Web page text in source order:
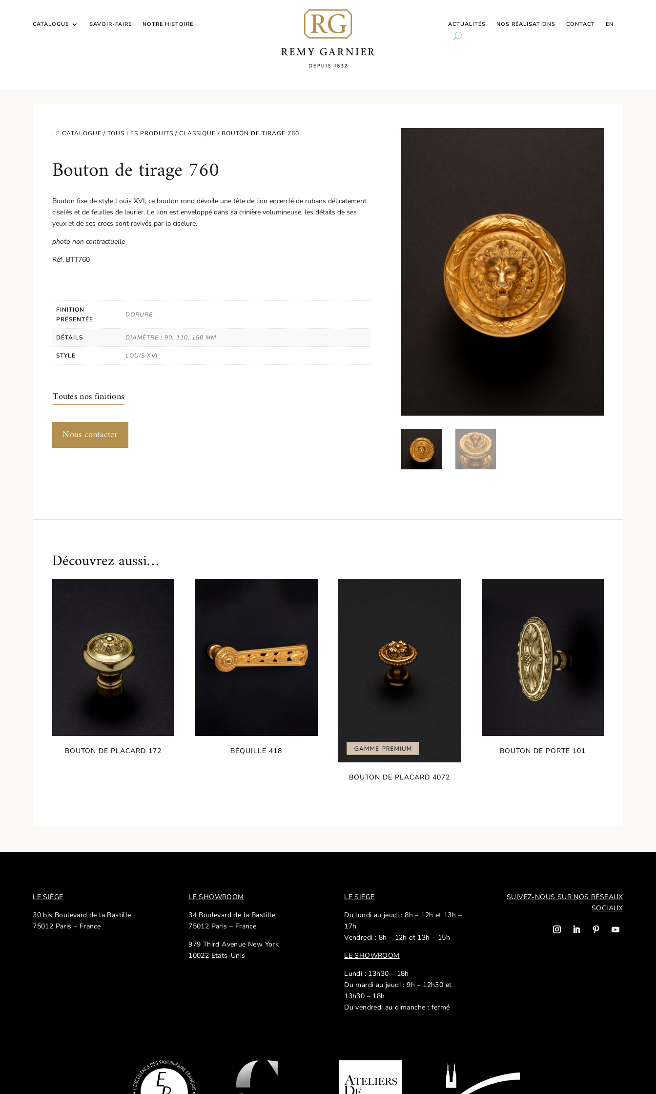
CATALOGUE SAVOIR-FAIRE NOTRE HISTOIRE ACTUALITÉS NOS RÉALISATIONS CONTACT EN
LE CATALOGUE /TOUS LES PRODUITS /CLASSIQUE / BOUTON DE TIRAGE 760
Bouton de tirage 760
Bouton fixe de style Louis XVI, ce bouton rond dévoile une tête de lion encerclé de rubans délicatement
ciselés et de feuilles de laurier. Le lion est enveloppé dans sa crinière volumineuse, les détails de ses
yeux et de ses crocs sont ravivés par la ciselure.
photo non contractuelle
Réf. BTT760
FINITION
PRÉSENTÉE
DORURE
DÉTAILS DIAMÈTRE : 90, 110, 150 MM
STYLE LOUIS XVI
Toutes nos finitions
Nous contacter
Découvrez aussi…
BOUTON DE PLACARD 172 BÉQUILLE 418
BOUTON DE PLACARD 4072
BOUTON DE PORTE 101
LE SIÈGE
30 bis Boulevard de la Bastille
75012 Paris – France
LE SHOWROOM
34 Boulevard de la Bastille
75012 Paris – France
979 Third Avenue New York
10022 Etats-Unis
LE SIÈGE
Du lundi au jeudi : 8h – 12h et 13h –
17h
Vendredi : 8h – 12h et 13h – 15h
LE SHOWROOM
Lundi : 13h30 – 18h
Du mardi au jeudi : 9h – 12h30 et
13h30 – 18h
Du vendredi au dimanche : fermé
SUIVEZ-NOUS SUR NOS RÉSEAUX
SOCIAUX